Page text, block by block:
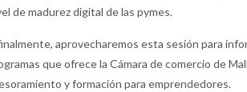
de madurez digital de las pymes.
aprovecharemos esta sesión para
que ofrece la Cámara de comercio de
y formación para emprendedores.